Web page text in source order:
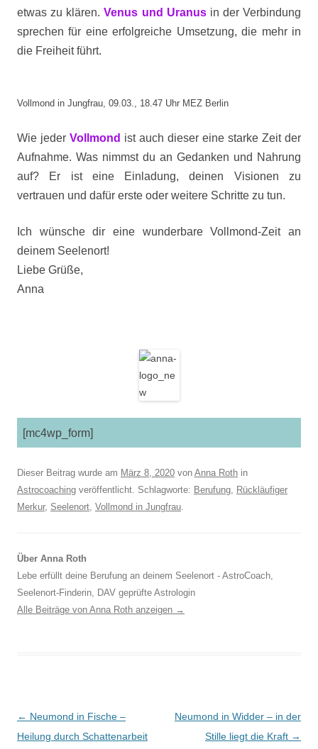
etwas zu klären.Venus und Uranusin der Verbindung
sprechen für eine erfolgreiche Umsetzung, die mehr in
die Freiheit führt.
Vollmond in Jungfrau, 09.03., 18.47 Uhr MEZ Berlin
Wie jeder Vollmond ist auch dieser eine starke Zeit der
Aufnahme. Was nimmst du an Gedanken und Nahrung
auf? Er ist eine Einladung, deinen Visionen zu
vertrauen und dafür erste oder weitere Schritte zu tun.
Ich wünsche dir eine wunderbare Vollmond-Zeit an
deinem Seelenort!
Liebe Grüße,
Anna
[mc4wp_form]
Dieser Beitrag wurde am März 8, 2020 von Anna Roth in
Astrocoaching veröffentlicht. Schlagworte: Berufung, Rückläufiger
Merkur, Seelenort, Vollmond in Jungfrau.
Über Anna Roth
Lebe erfüllt deine Berufung an deinem Seelenort - AstroCoach,
Seelenort-Finderin, DAV geprüfte Astrologin
Alle Beiträge von Anna Roth anzeigen →
Beitragsnavigation
← Neumond in Fische –
Heilung durch Schattenarbeit
Neumond in Widder – in der
Stille liegt die Kraft →